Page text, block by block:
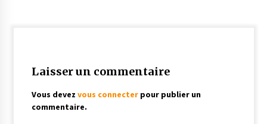
Laisser un commentaire
Vous devez vous connecterpour publier un
commentaire.